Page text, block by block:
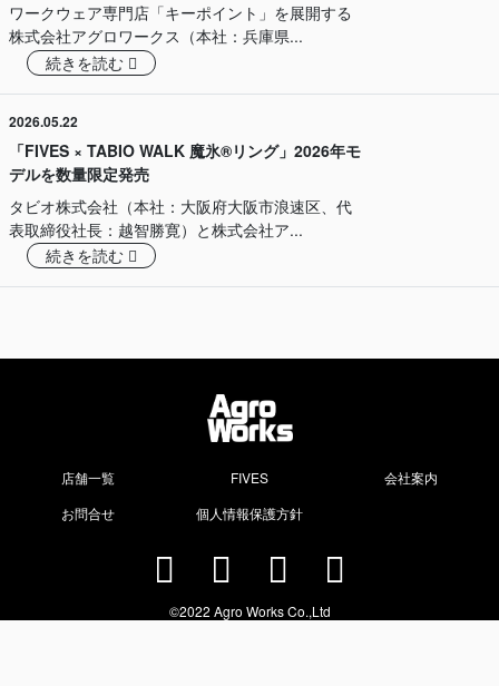
ワークウェア専門店「キーポイント」を展開する
株式会社アグロワークス（本社：兵庫県...
続きを読む
2026.05.22
「FIVES × TABIO WALK 魔氷®️リング」2026年モ
デルを数量限定発売
タビオ株式会社（本社：大阪府大阪市浪速区、代
表取締役社長：越智勝寛）と株式会社ア...
続きを読む
店舗一覧 FIVES
会社案内
お問合せ
個人情報保護方針
©2022 Agro Works Co.,Ltd